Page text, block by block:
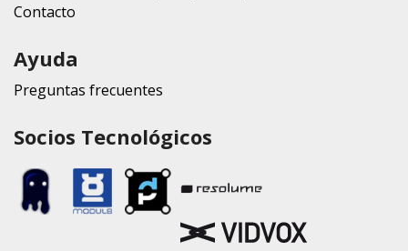
Contacto
Ayuda
Preguntas frecuentes
Socios Tecnológicos